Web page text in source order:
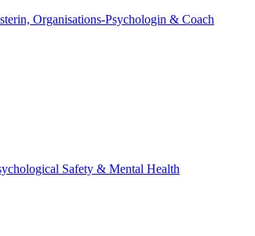
Organisations-Psychologin & Coach
Safety & Mental Health